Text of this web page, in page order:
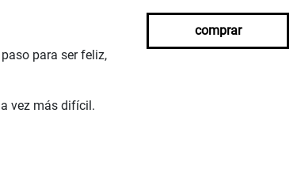
para ser feliz,
vez más difícil.
comprar